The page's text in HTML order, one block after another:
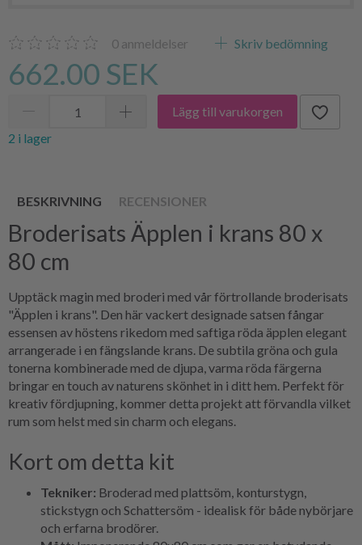
0 anmeldelser Skriv bedömning
662.00 SEK
Lägg till varukorgen
2 i lager
BESKRIVNING RECENSIONER
Broderisats Äpplen i krans 80 x
80 cm
Upptäck magin med broderi med vår förtrollande broderisats
"Äpplen i krans". Den här vackert designade satsen fångar
essensen av höstens rikedom med saftiga röda äpplen elegant
arrangerade i en fängslande krans. De subtila gröna och gula
tonerna kombinerade med de djupa, varma röda färgerna
bringar en touch av naturens skönhet in i ditt hem. Perfekt för
kreativ fördjupning, kommer detta projekt att förvandla vilket
rum som helst med sin charm och elegans.
Kort om detta kit
Tekniker: Broderad med plattsöm, konturstygn,
stickstygn och Schattersöm - idealisk för både nybörjare
och erfarna brodörer.